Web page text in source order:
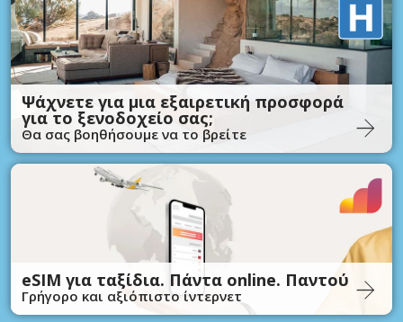
Ψάχνετε για μια εξαιρετική προσφορά
για το ξενοδοχείο σας;
Θα σας βοηθήσουμε να το βρείτε
eSIM για ταξίδια. Πάντα online. Παντού
Γρήγορο και αξιόπιστο ίντερνετ